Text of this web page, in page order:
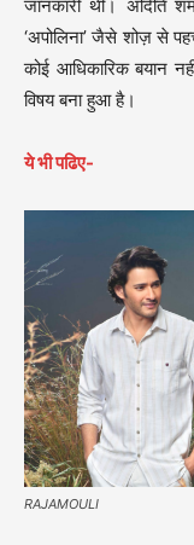
जानकारी थी। अदिति
‘अपोलिना’ जैसे शोज़ से
कोई आधिकारिक बयान
विषय बना हुआ है।
ये भी पढिए-
RAJAMOULI